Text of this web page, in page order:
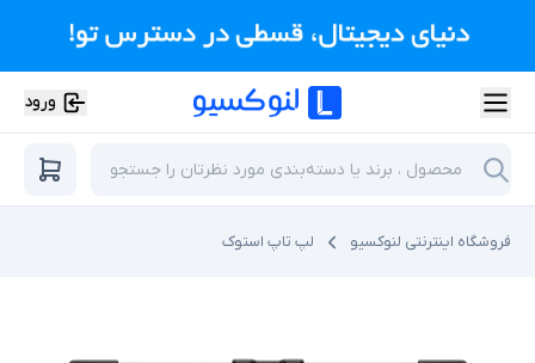
ورود
فروشگاه اینترنتی لنوکسیو لپ تاپ استوک